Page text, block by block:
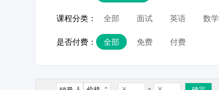
课程分类： 全部 面试 英语 数学
是否付费： 全部 免费 付费